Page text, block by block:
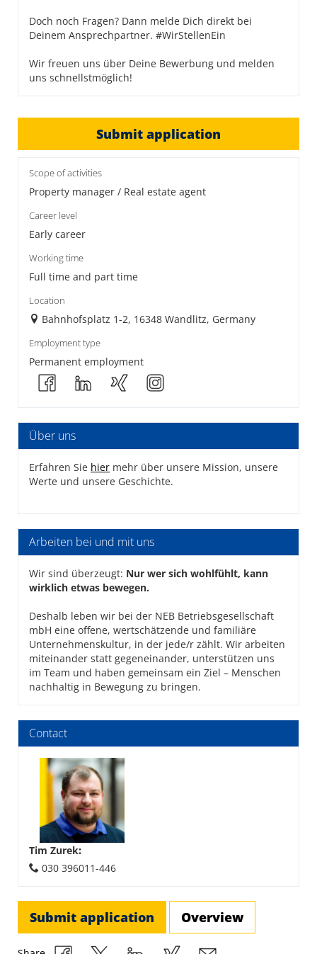
Doch noch Fragen? Dann melde Dich direkt bei
Deinem Ansprechpartner. #WirStellenEin
Wir freuen uns über Deine Bewerbung und melden
uns schnellstmöglich!
Submit application
Scope of activities
Property manager / Real estate agent
Career level
Early career
Working time
Full time and part time
Location
Bahnhofsplatz 1-2, 16348 Wandlitz, Germany
Employment type
Permanent employment
Über uns
Erfahren Sie hier mehr über unsere Mission, unsere
Werte und unsere Geschichte.
Arbeiten bei und mit uns
Wir sind überzeugt: Nur wer sich wohlfühlt, kann
wirklich etwas bewegen.
Deshalb leben wir bei der NEB Betriebsgesellschaft
mbH eine offene, wertschätzende und familiäre
Unternehmenskultur, in der jede/r zählt. Wir arbeiten
miteinander statt gegeneinander, unterstützen uns
im Team und haben gemeinsam ein Ziel – Menschen
nachhaltig in Bewegung zu bringen.
Contact
Tim Zurek:
030 396011-446
Submit application Overview